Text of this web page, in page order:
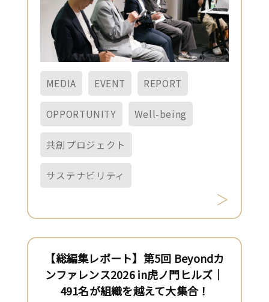
MEDIA EVENT REPORT
OPPORTUNITY Well-being
共創プロジェクト
サステナビリティ
【総編集レポート】第5回 Beyondカ
ンファレンス2026 in虎ノ門ヒルズ｜
491名が組織を越えて大集合！